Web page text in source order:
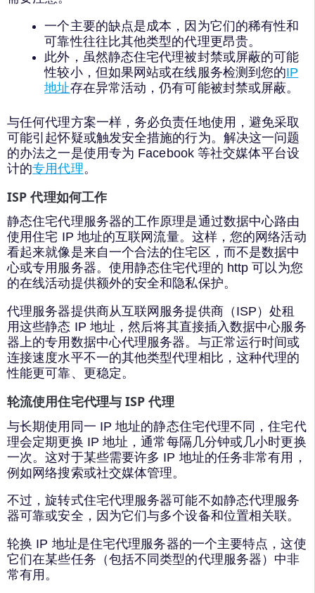
一个主要的缺点是成本，因为它们的稀有性和
可靠性往往比其他类型的代理更昂贵。
此外，虽然静态住宅代理被封禁或屏蔽的可能
性较小，但如果网站或在线服务检测到您的IP
地址存在异常活动，仍有可能被封禁或屏蔽。
与任何代理方案一样，务必负责任地使用，避免采取
可能引起怀疑或触发安全措施的行为。解决这一问题
的办法之一是使用专为 Facebook 等社交媒体平台设
计的专用代理。
ISP 代理如何工作
静态住宅代理服务器的工作原理是通过数据中心路由
使用住宅 IP 地址的互联网流量。这样，您的网络活动
看起来就像是来自一个合法的住宅区，而不是数据中
心或专用服务器。使用静态住宅代理的 http 可以为您
的在线活动提供额外的安全和隐私保护。
代理服务器提供商从互联网服务提供商（ISP）处租
用这些静态 IP 地址，然后将其直接插入数据中心服务
器上的专用数据中心代理服务器。与正常运行时间或
连接速度水平不一的其他类型代理相比，这种代理的
性能更可靠、更稳定。
轮流使用住宅代理与 ISP 代理
与长期使用同一 IP 地址的静态住宅代理不同，住宅代
理会定期更换 IP 地址，通常每隔几分钟或几小时更换
一次。这对于某些需要许多 IP 地址的任务非常有用，
例如网络搜索或社交媒体管理。
不过，旋转式住宅代理服务器可能不如静态代理服务
器可靠或安全，因为它们与多个设备和位置相关联。
轮换 IP 地址是住宅代理服务器的一个主要特点，这使
它们在某些任务（包括不同类型的代理服务器）中非
常有用。